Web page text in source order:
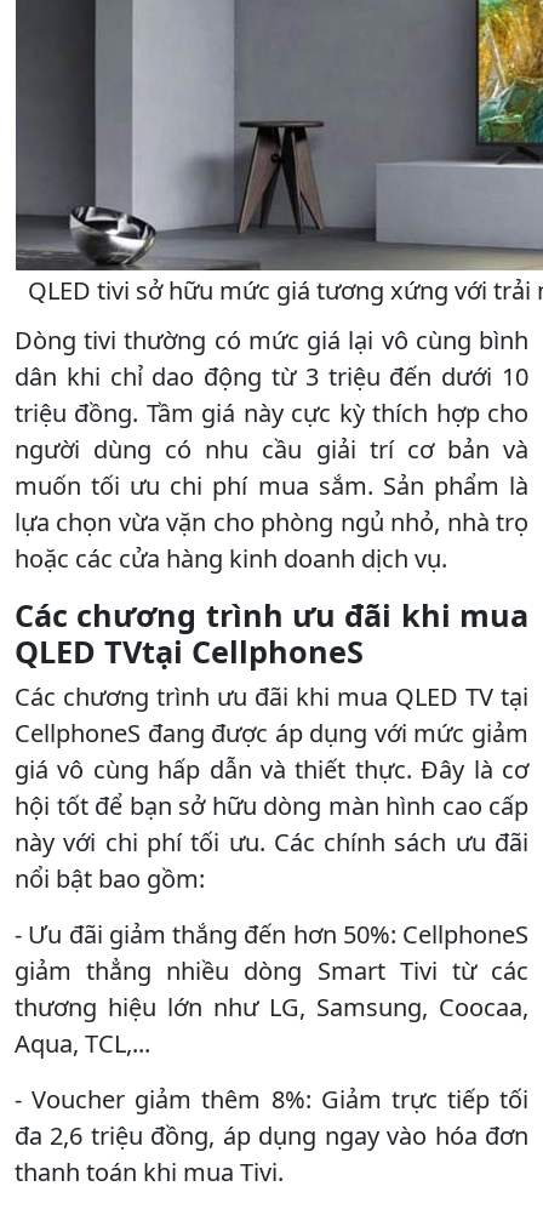
QLED tivi sở hữu mức giá tương xứng với
Dòng tivi thường có mức giá lại vô cùng bình
dân khi chỉ dao động từ 3 triệu đến dưới 10
triệu đồng. Tầm giá này cực kỳ thích hợp cho
người dùng có nhu cầu giải trí cơ bản và
muốn tối ưu chi phí mua sắm. Sản phẩm là
lựa chọn vừa vặn cho phòng ngủ nhỏ, nhà trọ
hoặc các cửa hàng kinh doanh dịch vụ.
Các chương trình ưu đãi khi mua
QLED TVtại CellphoneS
Các chương trình ưu đãi khi mua QLED TV tại
CellphoneS đang được áp dụng với mức giảm
giá vô cùng hấp dẫn và thiết thực. Đây là cơ
hội tốt để bạn sở hữu dòng màn hình cao cấp
này với chi phí tối ưu. Các chính sách ưu đãi
nổi bật bao gồm:
- Ưu đãi giảm thắng đến hơn 50%: CellphoneS
giảm thẳng nhiều dòng Smart Tivi từ các
thương hiệu lớn như LG, Samsung, Coocaa,
Aqua, TCL,...
- Voucher giảm thêm 8%: Giảm trực tiếp tối
đa 2,6 triệu đồng, áp dụng ngay vào hóa đơn
thanh toán khi mua Tivi.